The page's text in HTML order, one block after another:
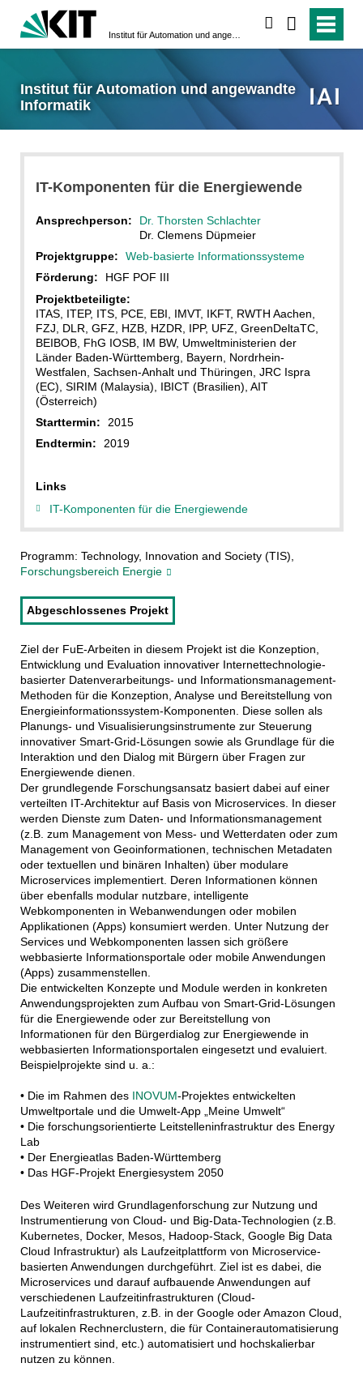
Institut für Automation und angewandte
Informatik
IT-Komponenten für die Energiewende
Ansprechperson:
Dr. Thorsten Schlachter
Dr. Clemens Düpmeier
Projektgruppe:
Web-basierte Informationssysteme
Förderung:
HGF POF III
Projektbeteiligte:
ITAS, ITEP, ITS, PCE, EBI, IMVT, IKFT, RWTH Aachen,
FZJ, DLR, GFZ, HZB, HZDR, IPP, UFZ, GreenDeltaTC,
BEIBOB, FhG IOSB, IM BW, Umweltministerien der
Länder Baden-Württemberg, Bayern, Nordrhein-
Westfalen, Sachsen-Anhalt und Thüringen, JRC Ispra
(EC), SIRIM (Malaysia), IBICT (Brasilien), AIT
(Österreich)
Starttermin:
2015
Endtermin:
2019
Links
IT-Komponenten für die Energiewende
Programm: Technology, Innovation and Society (TIS),
Forschungsbereich Energie
Abgeschlossenes Projekt
Ziel der FuE-Arbeiten in diesem Projekt ist die Konzeption,
Entwicklung und Evaluation innovativer Internettechnologie-
basierter Datenverarbeitungs- und Informationsmanagement-
Methoden für die Konzeption, Analyse und Bereitstellung von
Energieinformationssystem-Komponenten. Diese sollen als
Planungs- und Visualisierungsinstrumente zur Steuerung
innovativer Smart-Grid-Lösungen sowie als Grundlage für die
Interaktion und den Dialog mit Bürgern über Fragen zur
Energiewende dienen.
Der grundlegende Forschungsansatz basiert dabei auf einer
verteilten IT-Architektur auf Basis von Microservices. In dieser
werden Dienste zum Daten- und Informationsmanagement
(z.B. zum Management von Mess- und Wetterdaten oder zum
Management von Geoinformationen, technischen Metadaten
oder textuellen und binären Inhalten) über modulare
Microservices implementiert. Deren Informationen können
über ebenfalls modular nutzbare, intelligente
Webkomponenten in Webanwendungen oder mobilen
Applikationen (Apps) konsumiert werden. Unter Nutzung der
Services und Webkomponenten lassen sich größere
webbasierte Informationsportale oder mobile Anwendungen
(Apps) zusammenstellen.
Die entwickelten Konzepte und Module werden in konkreten
Anwendungsprojekten zum Aufbau von Smart-Grid-Lösungen
für die Energiewende oder zur Bereitstellung von
Informationen für den Bürgerdialog zur Energiewende in
webbasierten Informationsportalen eingesetzt und evaluiert.
Beispielprojekte sind u. a.:
• Die im Rahmen des INOVUM-Projektes entwickelten
Umweltportale und die Umwelt-App „Meine Umwelt“
• Die forschungsorientierte Leitstelleninfrastruktur des Energy
Lab
• Der Energieatlas Baden-Württemberg
• Das HGF-Projekt Energiesystem 2050
Des Weiteren wird Grundlagenforschung zur Nutzung und
Instrumentierung von Cloud- und Big-Data-Technologien (z.B.
Kubernetes, Docker, Mesos, Hadoop-Stack, Google Big Data
Cloud Infrastruktur) als Laufzeitplattform von Microservice-
basierten Anwendungen durchgeführt. Ziel ist es dabei, die
Microservices und darauf aufbauende Anwendungen auf
verschiedenen Laufzeitinfrastrukturen (Cloud-
Laufzeitinfrastrukturen, z.B. in der Google oder Amazon Cloud,
auf lokalen Rechnerclustern, die für Containerautomatisierung
instrumentiert sind, etc.) automatisiert und hochskalierbar
nutzen zu können.